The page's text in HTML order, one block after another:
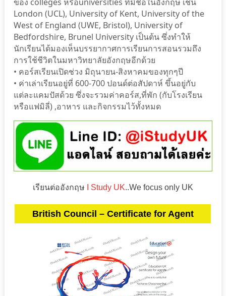
London (UCL), University of Kent, University of the
West of England (UWE, Bristol), University of
Bedfordshire, Brunel University เป็นต้น ซึ่งทำให้
นักเรียนได้มองเห็นบรรยากาศการเรียนการสอนรวมถึง
การใช้ชีวิตในมหาวิทยาลัยอังกฤษอีกด้วย
• คอร์สเรียนเปิดช่วง มิถุนายน-สิงหาคมของทุกๆปี
• ค่าเล่าเรียนอยู่ที่ 600-700 ปอนด์ต่อสัปดาห์ ขึ้นอยู่กับ
แต่ละแคมปัสด้วย ซึ่งจะรวมค่าคอร์ส,ที่พัก (กับโรงเรียน
หรือแฟมิลี่) ,อาหาร และกิจกรรมไว้ทั้งหมด
เรียนต่ออังกฤษ I Study UK..We focus only UK
British Council – Certificate for Agent